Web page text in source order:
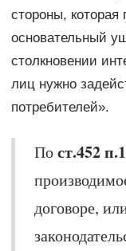
стороны, которая
основательный
столкновении
лиц нужно
потребителей».
Пост.452
договоре,